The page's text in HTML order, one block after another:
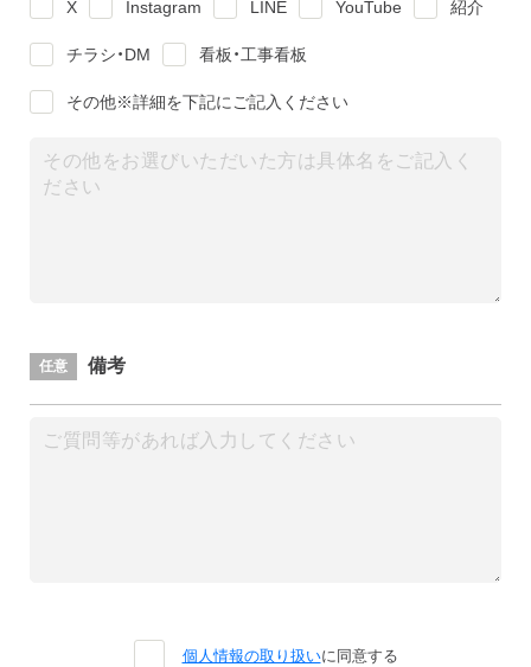
X Instagram LINE YouTube 紹介
チラシ・DM 看板・工事看板
その他※詳細を下記にご記入ください
任意 備考
個人情報の取り扱いに同意する